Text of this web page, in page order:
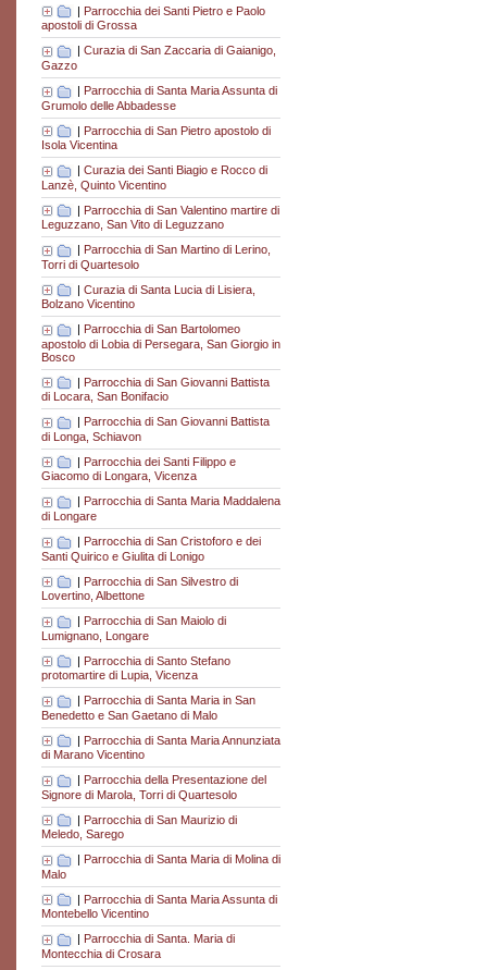
| Parrocchia dei Santi Pietro e Paolo
apostoli di Grossa
Curazia di San Zaccaria di Gaianigo,
Gazzo
| Parrocchia di Santa Maria Assunta di
Grumolo delle Abbadesse
| Parrocchia di San Pietro apostolo di
Isola Vicentina
| Curazia dei Santi Biagio e Rocco di
Lanzè, Quinto Vicentino
| Parrocchia di San Valentino martire di
Leguzzano, San Vito di Leguzzano
| Parrocchia di San Martino di Lerino,
Torri di Quartesolo
| Curazia di Santa Lucia di Lisiera,
Bolzano Vicentino
Parrocchia di San Bartolomeo
apostolo di Lobia di Persegara, San Giorgio in
Bosco
| Parrocchia di San Giovanni Battista
di Locara, San Bonifacio
Parrocchia di San Giovanni Battista
di Longa, Schiavon
| Parrocchia dei Santi Filippo e
Giacomo di Longara, Vicenza
Parrocchia di Santa Maria Maddalena
di Longare
| Parrocchia di San Cristoforo e dei
Santi Quirico e Giulita di Lonigo
| Parrocchia di San Silvestro di
Lovertino, Albettone
| Parrocchia di San Maiolo di
Lumignano, Longare
| Parrocchia di Santo Stefano
protomartire di Lupia, Vicenza
| Parrocchia di Santa Maria in San
Benedetto e San Gaetano di Malo
| Parrocchia di Santa Maria Annunziata
di Marano Vicentino
Parrocchia della Presentazione del
Signore di Marola, Torri di Quartesolo
| Parrocchia di San Maurizio di
Meledo, Sarego
Parrocchia di Santa Maria di Molina di
Malo
| Parrocchia di Santa Maria Assunta di
Montebello Vicentino
Parrocchia di Santa. Maria di
Montecchia di Crosara